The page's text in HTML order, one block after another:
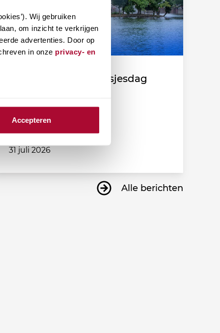
Wij gebruiken
om inzicht te verkrijgen
advertenties. Door op
in onze privacy- en
Accepteren
Fiscale duiding Prinsjesdag
31 juli 2026
Alle berichten